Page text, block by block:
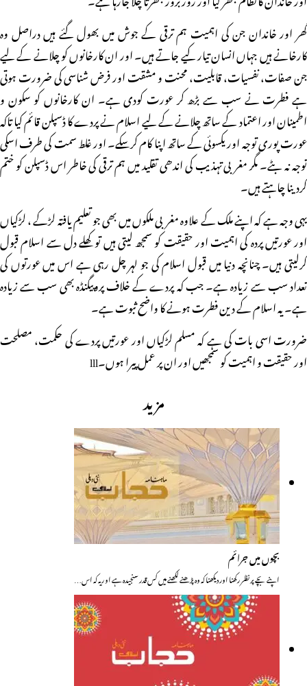
گھر اور خاندان جن کی اہمیت ہم ترقی کے جوش میں بھول گئے ہیں دراصل وہ
کارخانے ہیں جہاں انسان تیار کیے جاتے ہیں۔ اور ان کارخانوں کو چلانے کے لیے
جن صفات، نفسیات، قابلیت، محنت و مشقت اور فرض شناسی کی ضرورت ہوتی
ہے فطرت نے سب سے بڑھ کر عورت کودی ہے۔ ان کارخانوں کو سکون و
اطمینان اور اعتماد کے ساتھ چلانے کے لیے اسلام نے پردے کا ڈسپلن قائم کیا تاکہ
عورت پوری توجہ اور یکسوئی کے ساتھ اپنا کام کرسکے۔ اور غلط سمت کی طرف اسکی
توجہ نہ بٹے۔ مگر مغربی تہذیب کی اندھی تقلید میں ہم ترقی کی خاطر اس ڈسپلن کو ختم
کردینا چاہتے ہیں۔
یہی وجہ ہے کہ اپنے ملک کے علاوہ مغربی ملکوں میں بھی جو تعلیم یافتہ لڑکے ، لڑکیاں
اور عورتیں پردہ کی اہمیت اور حقیقت کو سمجھ لیتی ہیں تو کھلے دل سے اسلام قبول
کرلیتی ہیں۔ چنانچہ دنیا میں قبول اسلام کی جو لہر چل رہی ہے اس میں عورتوں کی
تعداد سب سے زیادہ ہے۔ جب کہ پردے کے خلاف پروپیگنڈہ بھی سب سے زیادہ
ہے۔ یہ اسلام کے دین فطرت ہونے کا واضح ثبوت ہے۔
ضرورت اسی بات کی ہے کہ مسلم لڑکیاں اور عورتیں پردے کی حکمت، مصلحت
اور حقیقت و اہمیت کو سمجھیں اور ان پر عمل پیرا ہوں۔lll
مزید
بچوں میں جرائم
اپنے بچے پر نظر رکھنا اور دیکھنا کہ وہ پڑھنے لکھنے میں کس قدر سنجیدہ ہے او ریہ کہ اس…